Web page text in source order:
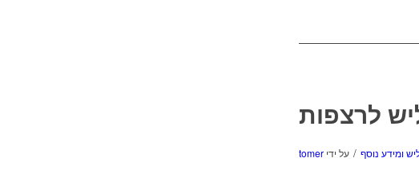
לרצפות
ומידע נוסף / על ידי tomer